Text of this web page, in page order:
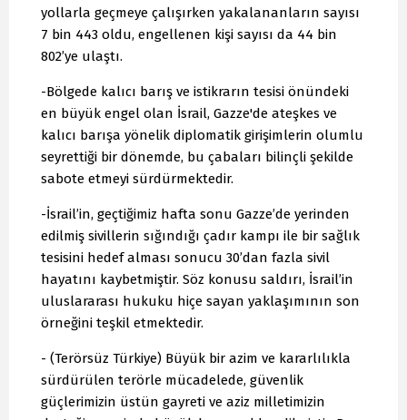
yollarla geçmeye çalışırken yakalananların sayısı
7 bin 443 oldu, engellenen kişi sayısı da 44 bin
802’ye ulaştı.
-Bölgede kalıcı barış ve istikrarın tesisi önündeki
en büyük engel olan İsrail, Gazze'de ateşkes ve
kalıcı barışa yönelik diplomatik girişimlerin olumlu
seyrettiği bir dönemde, bu çabaları bilinçli şekilde
sabote etmeyi sürdürmektedir.
-İsrail’in, geçtiğimiz hafta sonu Gazze’de yerinden
edilmiş sivillerin sığındığı çadır kampı ile bir sağlık
tesisini hedef alması sonucu 30’dan fazla sivil
hayatını kaybetmiştir. Söz konusu saldırı, İsrail’in
uluslararası hukuku hiçe sayan yaklaşımının son
örneğini teşkil etmektedir.
- (Terörsüz Türkiye) Büyük bir azim ve kararlılıkla
sürdürülen terörle mücadelede, güvenlik
güçlerimizin üstün gayreti ve aziz milletimizin